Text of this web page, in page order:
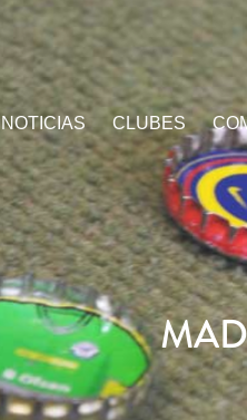
NOTICIAS CLUBES